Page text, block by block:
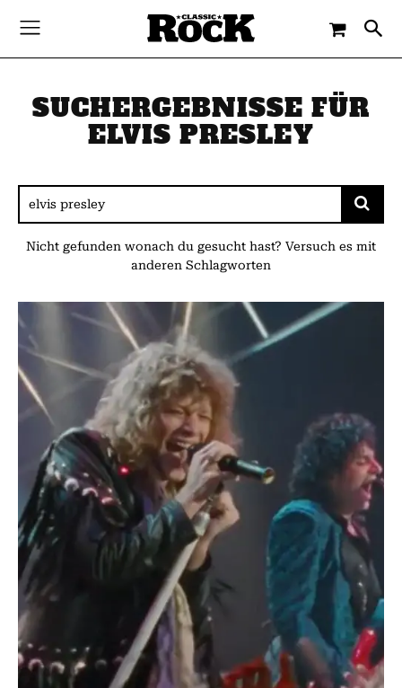
SUCHERGEBNISSE FÜR
ELVIS PRESLEY
Nicht gefunden wonach du gesucht hast? Versuch es mit
anderen Schlagworten